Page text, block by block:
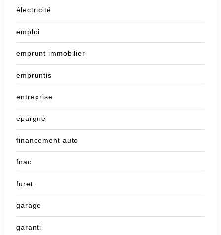
électricité
emploi
emprunt immobilier
empruntis
entreprise
epargne
financement auto
fnac
furet
garage
garanti